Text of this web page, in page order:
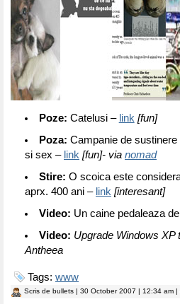
Poze: Catelusi – link [fun]
Poza: Campanie de
si sex – link [fun]- via nomad
Stire: O scoica este
aprx. 400 ani – link [interesant]
Video: Un caine pedaleaza
Video: Upgrade Windows XP
Antheea
Tags: www
Scris de bullets | 30 October 2007 | 12:34 am |